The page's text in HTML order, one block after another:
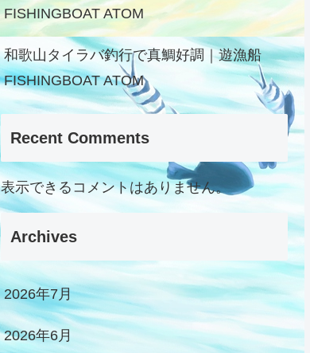
FISHINGBOAT ATOM
和歌山タイラバ釣行で真鯛好調｜遊漁船
FISHINGBOAT ATOM
Recent Comments
表示できるコメントはありません。
Archives
2026年7月
2026年6月